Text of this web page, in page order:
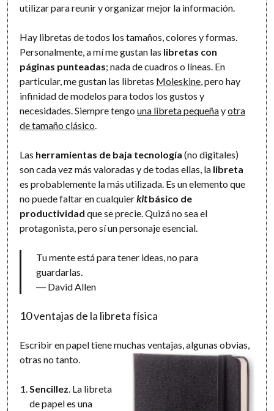
utilizar para reunir y organizar mejor la información.
Hay libretas de todos los tamaños, colores y formas.
Personalmente, a mí me gustan las libretas con
páginas punteadas; nada de cuadros o líneas. En
particular, me gustan las libretas Moleskine, pero hay
infinidad de modelos para todos los gustos y
necesidades. Siempre tengouna libreta pequeñayotra
de tamaño clásico.
Las herramientas de baja tecnología (no digitales)
son cada vez más valoradas y de todas ellas, la libreta
es probablemente la más utilizada. Es un elemento que
no puede faltar en cualquierkitbásico de
productividad que se precie. Quizá no sea el
protagonista, pero sí un personaje esencial.
Tu mente está para tener ideas, no para
guardarlas.
― David Allen
10 ventajas de la libreta física
Escribir en papel tiene muchas ventajas, algunas obvias,
otras no tanto.
Sencillez. La libreta
de papel es una